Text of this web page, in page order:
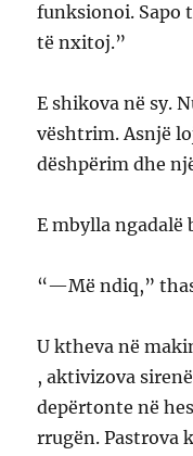
funksionoi. Sapo
të nxitoj.”
E shikova në sy.
vështrim. Asnjë
dëshpërim dhe
E mbylla ngadalë
“—Më ndiq,”
U ktheva në
, aktivizova
depërtonte në
rrugën. Pastrova